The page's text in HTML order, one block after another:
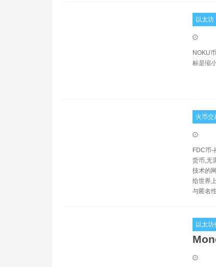
以太坊
NOKU
标是缩
火币交
FDC币-
货币,无
技术的
给世界
与匿名
以太坊